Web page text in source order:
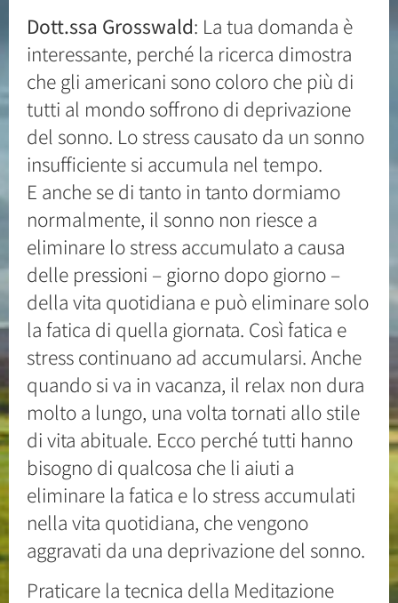
Dott.ssa Grosswald: La tua domanda è
interessante, perché la ricerca dimostra
che gli americani sono coloro che più di
tutti al mondo soffrono di deprivazione
del sonno. Lo stress causato da un sonno
insufficiente si accumula nel tempo.
E anche se di tanto in tanto dormiamo
normalmente, il sonno non riesce a
eliminare lo stress accumulato a causa
delle pressioni – giorno dopo giorno –
della vita quotidiana e può eliminare solo
la fatica di quella giornata. Così fatica e
stress continuano ad accumularsi. Anche
quando si va in vacanza, il relax non dura
molto a lungo, una volta tornati allo stile
di vita abituale. Ecco perché tutti hanno
bisogno di qualcosa che li aiuti a
eliminare la fatica e lo stress accumulati
nella vita quotidiana, che vengono
aggravati da una deprivazione del sonno.
Praticare la tecnica della Meditazione